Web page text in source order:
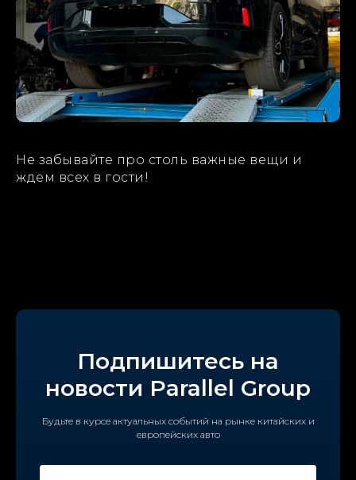
Не забывайте про столь важные вещи и
ждем всех в гости!
Подпишитесь на
новости Parallel Group
Будьте в курсе актуальных событий на рынке китайских и
европейских авто